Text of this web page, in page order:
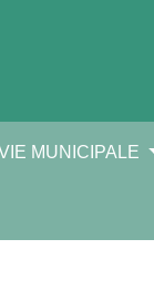
MUNICIPALE